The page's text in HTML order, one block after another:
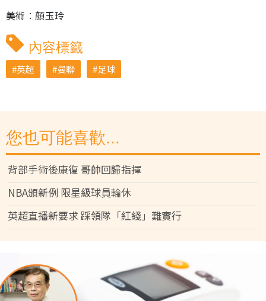
美術︰顏玉玲
內容標籤
英超 曼聯 足球
您也可能喜歡...
背部手術後康復 哥帥回歸指揮
NBA頒新例 限星級球員輪休
英超直播新要求 踩領隊「紅綫」難實行